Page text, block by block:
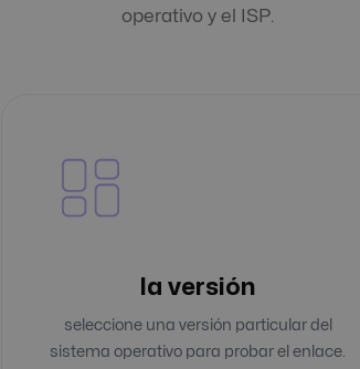
operativo y el ISP.
la versión
seleccione una versión particular del
sistema operativo para probar el enlace.